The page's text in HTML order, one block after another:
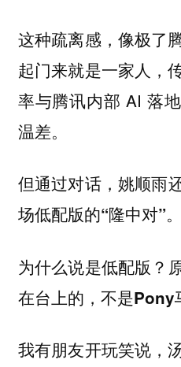
这种疏离感，像极了
起门来就是一家人，
率与腾讯内部 AI 落
温差。
但通过对话， 姚顺雨
场低配版的“隆中对”。
为什么说是低配版？
在台上的，不是Pony
我有朋友开玩笑说，